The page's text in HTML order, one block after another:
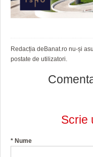
Redacția deBanat.ro nu-și
postate de utilizatori.
Scrie
* Nume